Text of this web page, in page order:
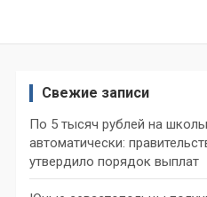
Свежие записи
По 5 тысяч рублей на
автоматически:
утвердило порядок выплат